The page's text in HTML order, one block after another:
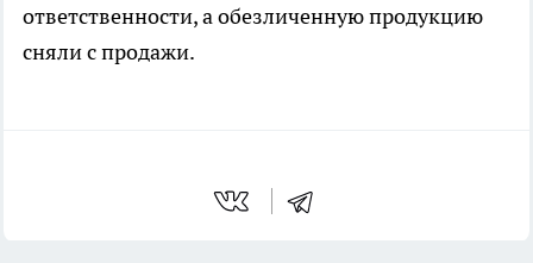
ответственности, а обезличенную продукцию
сняли с продажи.